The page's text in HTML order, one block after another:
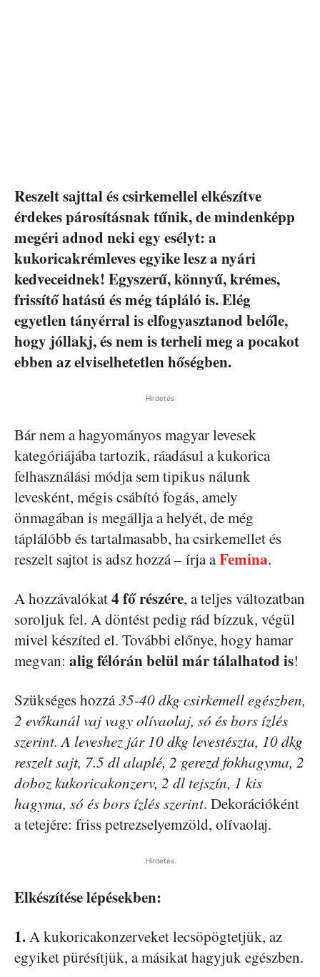
Reszelt sajttal és csirkemellel elkészítve
érdekes párosításnak tűnik, de mindenképp
megéri adnod neki egy esélyt: a
kukoricakrémleves egyike lesz a nyári
kedveceidnek! Egyszerű, könnyű, krémes,
frissítő hatású és még tápláló is. Elég
egyetlen tányérral is elfogyasztanod belőle,
hogy jóllakj, és nem is terheli meg a pocakot
ebben az elviselhetetlen hőségben.
Hirdetés
Bár nem a hagyományos magyar levesek
kategóriájába tartozik, ráadásul a kukorica
felhasználási módja sem tipikus nálunk
levesként, mégis csábító fogás, amely
önmagában is megállja a helyét, de még
táplálóbb és tartalmasabb, ha csirkemellet és
reszelt sajtot is adsz hozzá – írja aFemina.
A hozzávalókat4 fő részére, a teljes változatban
soroljuk fel. A döntést pedig rád bízzuk, végül
mivel készíted el. További előnye, hogy hamar
megvan: alig félórán belül már tálalhatod is!
Szükséges hozzá35-40 dkg csirkemell egészben,
2 evőkanál vaj vagy olívaolaj, só és bors ízlés
szerint. A leveshez jár 10 dkg levestészta, 10 dkg
reszelt sajt, 7.5 dl alaplé, 2 gerezd fokhagyma, 2
doboz kukoricakonzerv, 2 dl tejszín, 1 kis
hagyma, só és bors ízlés szerint. Dekorációként
a tetejére: friss petrezselyemzöld, olívaolaj.
Hirdetés
Elkészítése lépésekben:
1.A kukoricakonzerveket lecsöpögtetjük, az
egyiket pürésítjük, a másikat hagyjuk egészben.